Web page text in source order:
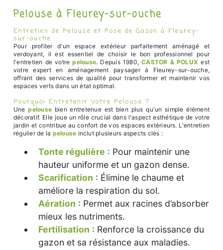
Pelouse à Fleurey-sur-ouche
Entretien de Pelouse et Pose de Gazon à Fleurey-
sur-ouche
Pour profiter d'un espace extérieur parfaitement aménagé et
verdoyant, il est essentiel de choisir le bon professionnel pour
l'entretien de votrepelouse. Depuis 1980,CASTOR & POLUX est
votre expert en aménagement paysager à Fleurey-sur-ouche,
offrant des services de qualité pour transformer et maintenir vos
espaces verts dans un état optimal.
Pourquoi Entretenir Votre Pelouse ?
Unepelouse bien entretenue est bien plus qu'un simple élément
décoratif. Elle joue un rôle crucial dans l'aspect esthétique de votre
jardin et contribue au confort de vos espaces extérieurs. L'entretien
régulier de la pelouse inclut plusieurs aspects clés :
Tonte régulière : Pour maintenir une
hauteur uniforme et un gazon dense.
Scarification : Élimine le chaume et
améliore la respiration du sol.
Aération : Permet aux racines d’absorber
mieux les nutriments.
Fertilisation : Renforce la croissance du
gazon et sa résistance aux maladies.